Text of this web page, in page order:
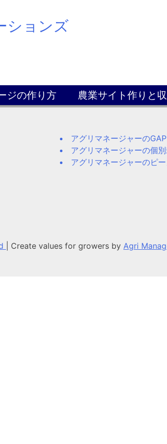
ションズ
ジの作り方 農業サイト作りと
アグリマネージャーの
アグリマネージャーの個
アグリマネージャーのピ
Create values for growers by Agri